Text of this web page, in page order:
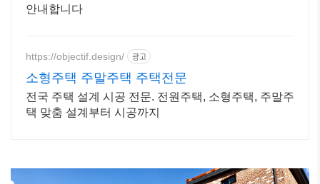
안내합니다
https://objectif.design/ 광고
소형주택 주말주택 주택전문
전국 주택 설계 시공 전문. 전원주택, 소형주택, 주말주
택 맞춤 설계부터 시공까지